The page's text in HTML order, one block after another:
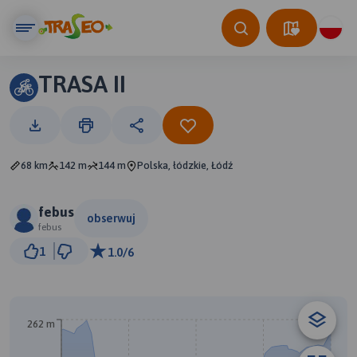
TRASA II
68 km 142 m 144 m Polska, łódzkie, Łódź
febus
febus
obserwuj
1 1.0/6
262 m